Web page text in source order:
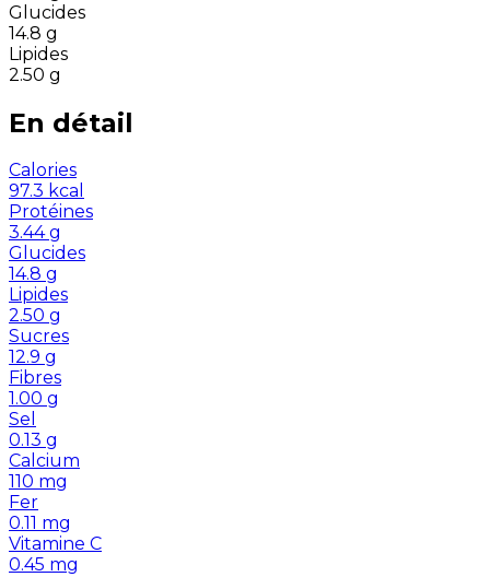
Glucides
14.8 g
Lipides
2.50 g
En détail
Calories
97.3 kcal
Protéines
3.44 g
Glucides
14.8 g
Lipides
2.50 g
Sucres
12.9 g
Fibres
1.00 g
Sel
0.13 g
Calcium
110 mg
Fer
0.11 mg
Vitamine C
0.45 mg